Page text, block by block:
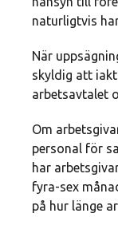
naturligtvis
När
skyldig att
arbetsavtalet
Om
personal för
har
fyra-sex
på hur länge